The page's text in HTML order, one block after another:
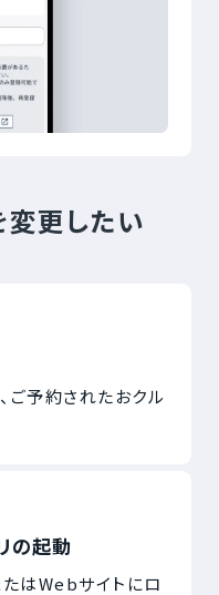
更したい
ご予約されたおクル
の起動
たはWebサイトにロ